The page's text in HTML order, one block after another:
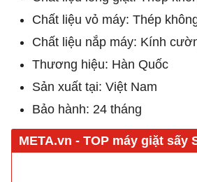
Chất liệu vỏ máy: Thép
Chất liệu nắp máy: Kính
Thương hiệu: Hàn Quốc
Sản xuất tại: Việt Nam
Bảo hành: 24 tháng